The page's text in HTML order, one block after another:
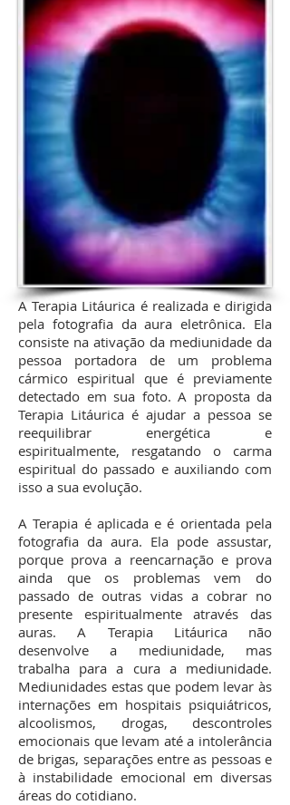
A Terapia Litáurica é realizada e dirigida
pela fotografia da aura eletrônica. Ela
consiste na ativação da mediunidade da
pessoa portadora de um problema
cármico espiritual que é previamente
detectado em sua foto. A proposta da
Terapia Litáurica é ajudar a pessoa se
reequilibrar energética e
espiritualmente, resgatando o carma
espiritual do passado e auxiliando com
isso a sua evolução.
A Terapia é aplicada e é orientada pela
fotografia da aura. Ela pode assustar,
porque prova a reencarnação e prova
ainda que os problemas vem do
passado de outras vidas a cobrar no
presente espiritualmente através das
auras. A Terapia Litáurica não
desenvolve a mediunidade, mas
trabalha para a cura a mediunidade.
Mediunidades estas que podem levar às
internações em hospitais psiquiátricos,
alcoolismos, drogas, descontroles
emocionais que levam até a intolerância
de brigas, separações entre as pessoas e
à instabilidade emocional em diversas
áreas do cotidiano.